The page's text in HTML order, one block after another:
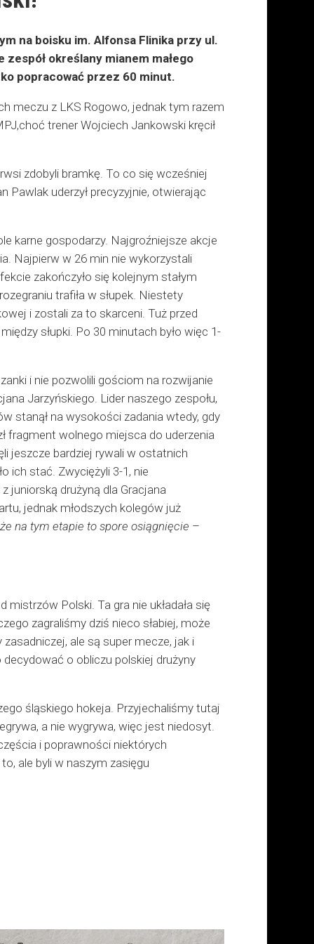
na boisku im. Alfonsa Flinika przy ul.
określany mianem małego
popracować przez 60 minut.
meczu z LKS Rogowo, jednak tym razem
trener Wojciech Jankowski kręcił
zdobyli bramkę. To co się wcześniej
Pawlak uderzył precyzyjnie, otwierając
karne gospodarzy. Najgroźniejsze akcje
Najpierw w 26 min nie wykorzystali
zakończyło się kolejnym stałym
trafiła w słupek. Niestety
i zostali za to skarceni. Tuż przed
słupki. Po 30 minutach było więc 1-
i nie pozwolili gościom na rozwijanie
Jarzyńskiego. Lider naszego zespołu,
stanął na wysokości zadania wtedy, gdy
fragment wolnego miejsca do uderzenia
jeszcze bardziej rywali w ostatnich
ich stać. Zwyciężyli 3-1, nie
juniorską drużyną dla Gracjana
jednak młodszych kolegów już
na tym etapie to spore osiągnięcie –
Polski. Ta gra nie układała się
zagraliśmy dziś nieco słabiej, może
ale są super mecze, jak i
o obliczu polskiej drużyny
śląskiego hokeja. Przyjechaliśmy tutaj
a nie wygrywa, więc jest niedosyt.
i poprawności niektórych
ale byli w naszym zasięgu